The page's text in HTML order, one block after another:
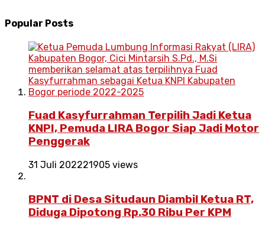
Popular Posts
Fuad Kasyfurrahman Terpilih Jadi Ketua
KNPI, Pemuda LIRA Bogor Siap Jadi Motor
Penggerak
31 Juli 202221905 views
BPNT di Desa Situdaun Diambil Ketua RT,
Diduga Dipotong Rp.30 Ribu Per KPM